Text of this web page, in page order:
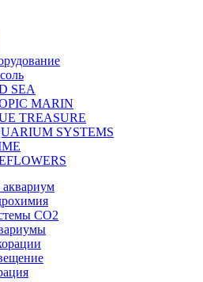
SEA
MARIN
TREASURE
SYSTEMS
СО2